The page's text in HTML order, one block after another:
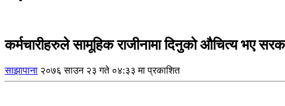
कर्मचारीहरुले सामूहिक राजीनामा दिनुको औचित्य भए
साझापाना २०७६ साउन २३ गते ०४:३३ मा प्रकाशित